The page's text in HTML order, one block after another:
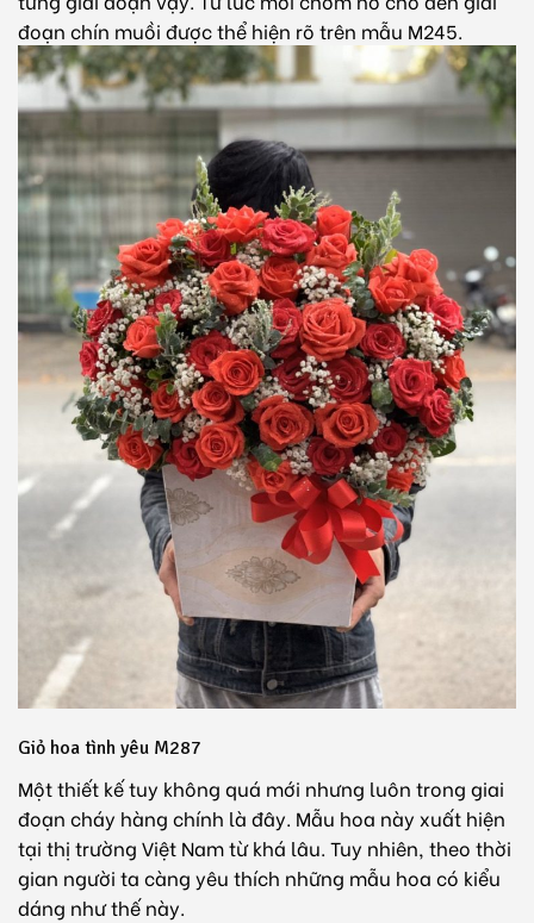
đoạn chín muồi được thể hiện rõ trên mẫu M245.
Giỏ hoa tình yêu M287
Một thiết kế tuy không quá mới nhưng luôn trong giai
đoạn cháy hàng chính là đây. Mẫu hoa này xuất hiện
tại thị trường Việt Nam từ khá lâu. Tuy nhiên, theo thời
gian người ta càng yêu thích những mẫu hoa có kiểu
dáng như thế này.